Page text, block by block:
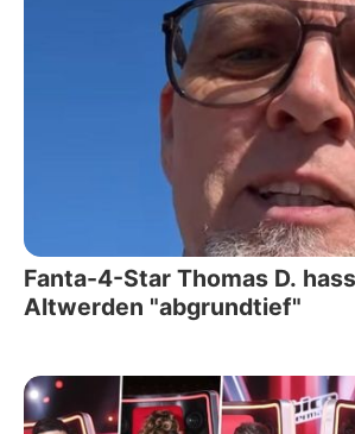
Fanta-4-Star Thomas D.
Altwerden "abgrundtief"